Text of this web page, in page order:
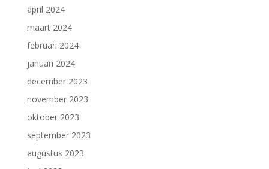
april 2024
maart 2024
februari 2024
januari 2024
december 2023
november 2023
oktober 2023
september 2023
augustus 2023